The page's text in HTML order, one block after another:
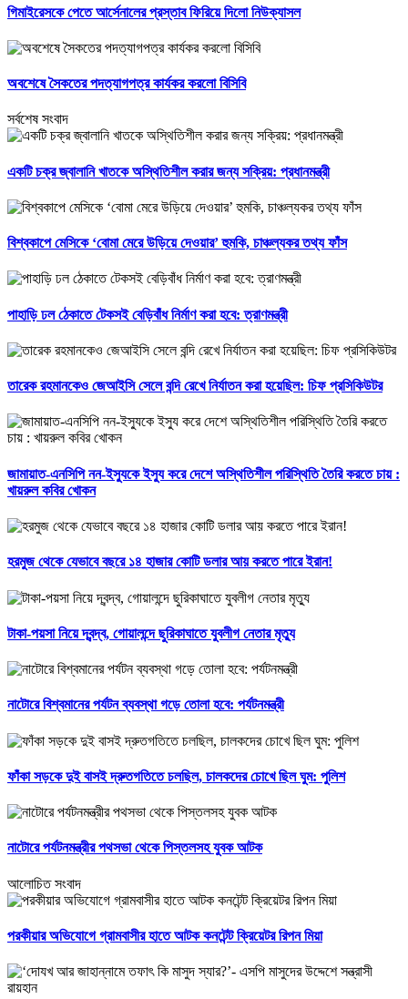
গিমাইরেসকে পেতে আর্সেনালের প্রস্তাব ফিরিয়ে দিলো নিউক্যাসল
অবশেষে সৈকতের পদত্যাগপত্র কার্যকর করলো বিসিবি
সর্বশেষ সংবাদ
একটি চক্র জ্বালানি খাতকে অস্থিতিশীল করার জন্য সক্রিয়: প্রধানমন্ত্রী
বিশ্বকাপে মেসিকে ‘বোমা মেরে উড়িয়ে দেওয়ার’ হুমকি, চাঞ্চল্যকর তথ্য ফাঁস
পাহাড়ি ঢল ঠেকাতে টেকসই বেড়িবাঁধ নির্মাণ করা হবে: ত্রাণমন্ত্রী
তারেক রহমানকেও জেআইসি সেলে বন্দি রেখে নির্যাতন করা হয়েছিল: চিফ প্রসিকিউটর
জামায়াত-এনসিপি নন-ইস্যুকে ইস্যু করে দেশে অস্থিতিশীল পরিস্থিতি তৈরি করতে চায় :
খায়রুল কবির খোকন
হরমুজ থেকে যেভাবে বছরে ১৪ হাজার কোটি ডলার আয় করতে পারে ইরান!
টাকা-পয়সা নিয়ে দ্বন্দ্ব, গোয়ালন্দে ছুরিকাঘাতে যুবলীগ নেতার মৃত্যু
নাটোরে বিশ্বমানের পর্যটন ব্যবস্থা গড়ে তোলা হবে: পর্যটনমন্ত্রী
ফাঁকা সড়কে দুই বাসই দ্রুতগতিতে চলছিল, চালকদের চোখে ছিল ঘুম: পুলিশ
নাটোরে পর্যটনমন্ত্রীর পথসভা থেকে পিস্তলসহ যুবক আটক
আলোচিত সংবাদ
পরকীয়ার অভিযোগে গ্রামবাসীর হাতে আটক কনটেন্ট ক্রিয়েটর রিপন মিয়া